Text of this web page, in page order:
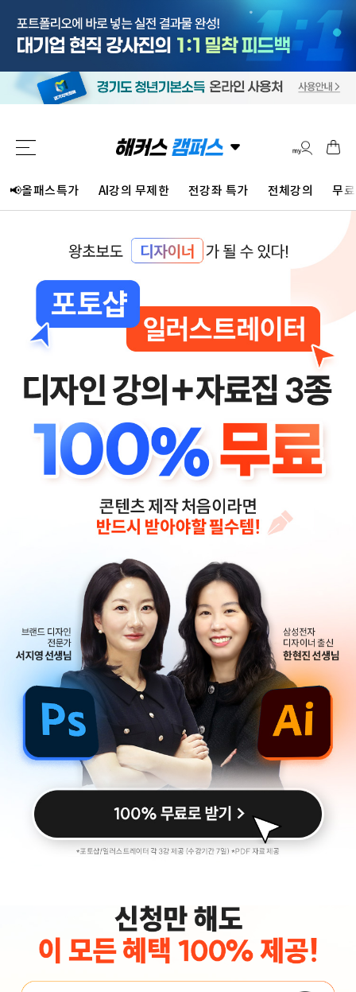
📢올패스특가 AI강의 무제한 전강좌 특가 전체강의 무